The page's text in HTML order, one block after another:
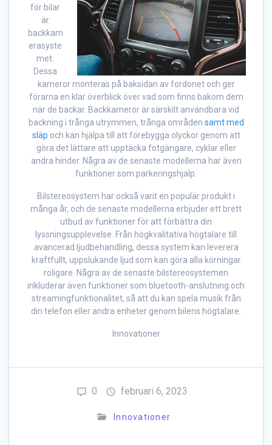
för bilar
är
backkam
erasyste
met.
Dessa
kameror monteras på baksidan av fordonet och ger
förarna en klar överblick över vad som finns bakom dem
när de backar. Backkameror är särskilt användbara vid
backning i trånga utrymmen, trånga områden samt med
släp och kan hjälpa till att förebygga olyckor genom att
göra det lättare att upptäcka fotgängare, cyklar eller
andra hinder. Några av de senaste modellerna har även
funktioner som parkeringshjälp.
Bilstereosystem har också varit en populär produkt i
många år, och de senaste modellerna erbjuder ett brett
utbud av funktioner för att förbättra din
lyssningsupplevelse. Från högkvalitativa högtalare till
avancerad ljudbehandling, dessa system kan leverera
kraftfullt, uppslukande ljud som kan göra alla körningar
roligare. Några av de senaste bilstereosystemen
inkluderar även funktioner som bluetooth-anslutning och
streamingfunktionalitet, så att du kan spela musik från
din telefon eller andra enheter genom bilens högtalare.
Innovationer
0 februari 6, 2023
Innovationer